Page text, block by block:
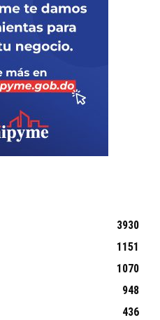
3930
1151
1070
948
436